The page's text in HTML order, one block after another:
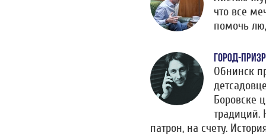
что все
помочь
ГОРОД-
Обнинск
Боровске
традиций.
патрон, на счету.